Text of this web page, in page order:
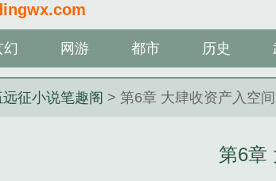
幻 网游 都市 历史
征小说笔趣阁 > 第6章 大肆收资产入空间
第6章